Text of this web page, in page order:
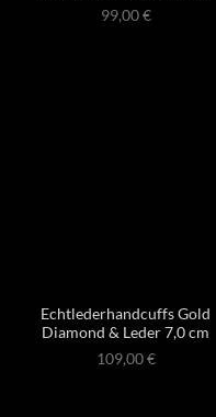
99,00€
Echtlederhandcuffs Gold
Diamond & Leder 7,0 cm
109,00€